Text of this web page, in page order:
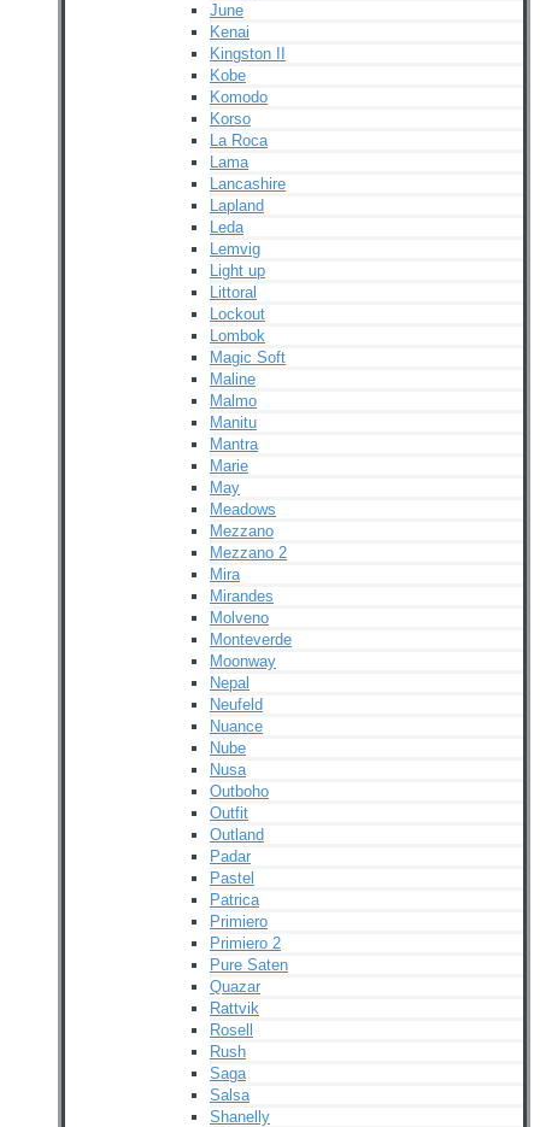
June
Kenai
Kingston II
Kobe
Komodo
Korso
La Roca
Lama
Lancashire
Lapland
Leda
Lemvig
Light up
Littoral
Lockout
Lombok
Magic Soft
Maline
Malmo
Manitu
Mantra
Marie
May
Meadows
Mezzano
Mezzano 2
Mira
Mirandes
Molveno
Monteverde
Moonway
Nepal
Neufeld
Nuance
Nube
Nusa
Outboho
Outfit
Outland
Padar
Pastel
Patrica
Primiero
Primiero 2
Pure Saten
Quazar
Rattvik
Rosell
Rush
Saga
Salsa
Shanelly